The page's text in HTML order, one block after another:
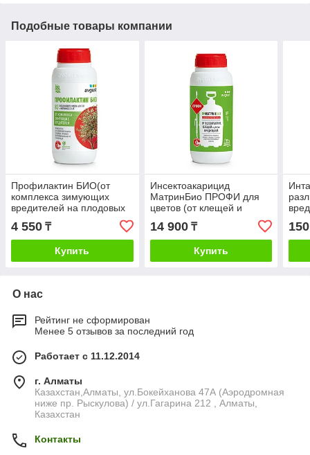
Подобные товары компании
Профилактин БИО(от
комплекса зимующих
вредителей на плодовых
и ягодных культурах)
Avgust, 500мл
4 550 ₸
Купить
Инсектоакарицид
МатринБио ПРОФИ для
цветов (от клещей и
др.вредителей) Avgust,
450мл
14 900₸
Купить
150
О нас
Рейтинг не сформирован
Менее 5 отзывов за последний год
Работает с 11.12.2014
г. Алматы
Казахстан,Алматы, ул.Бокейханова 47А (Аэродромная
ниже пр. Рыскулова) / ул.Гагарина 212 , Алматы,
Казахстан
Контакты